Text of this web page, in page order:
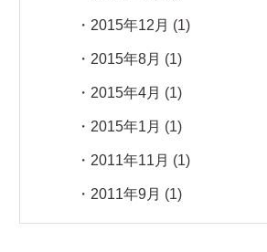
2015年12月 (1)
2015年8月 (1)
2015年4月 (1)
2015年1月 (1)
2011年11月 (1)
2011年9月 (1)